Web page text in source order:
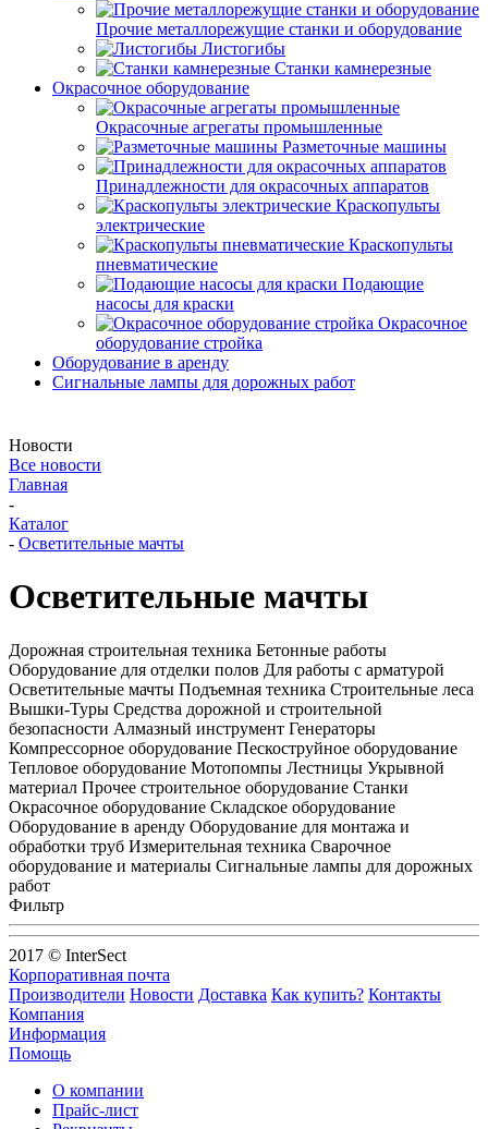
Прочие металлорежущие станки и оборудование
Листогибы
Станки камнерезные
Окрасочное оборудование
Окрасочные агрегаты промышленные
Разметочные машины
Принадлежности для окрасочных аппаратов
Краскопульты
электрические
Краскопульты
пневматические
Подающие
насосы для краски
Окрасочное
оборудование стройка
Оборудование в аренду
Сигнальные лампы для дорожных работ
Новости
Все новости
Главная
-
Каталог
- Осветительные мачты
Осветительные мачты
Дорожная строительная техника Бетонные работы
Оборудование для отделки полов Для работы с арматурой
Осветительные мачты Подъемная техника Строительные леса
Вышки-Туры Средства дорожной и строительной
безопасности Алмазный инструмент Генераторы
Компрессорное оборудование Пескоструйное оборудование
Тепловое оборудование Мотопомпы Лестницы Укрывной
материал Прочее строительное оборудование Станки
Окрасочное оборудование Складское оборудование
Оборудование в аренду Оборудование для монтажа и
обработки труб Измерительная техника Сварочное
оборудование и материалы Сигнальные лампы для дорожных
работ
Фильтр
2017 © InterSect
Корпоративная почта
Производители Новости Доставка Как купить? Контакты
Компания
Информация
Помощь
О компании
Прайс-лист